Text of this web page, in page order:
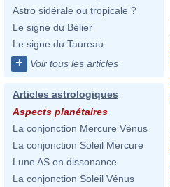
Astro sidérale ou tropicale ?
Le signe du Bélier
Le signe du Taureau
+ Voir tous les articles
Articles astrologiques
Aspects planétaires
La conjonction Mercure Vénus
La conjonction Soleil Mercure
Lune AS en dissonance
La conjonction Soleil Vénus